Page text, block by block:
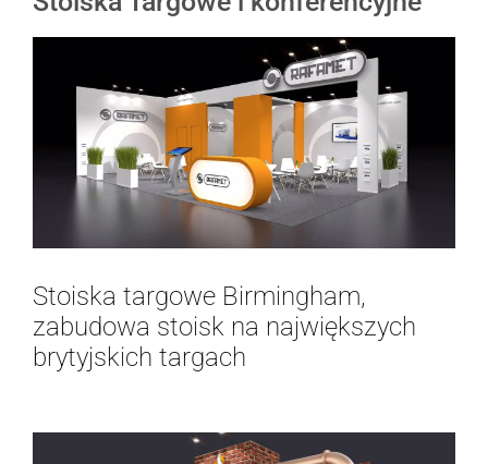
Stoiska targowe Birmingham,
zabudowa stoisk na największych
brytyjskich targach